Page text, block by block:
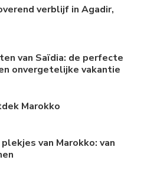
verblijf in Agadir,
van Saïdia: de perfecte
onvergetelijke vakantie
Marokko
van Marokko: van